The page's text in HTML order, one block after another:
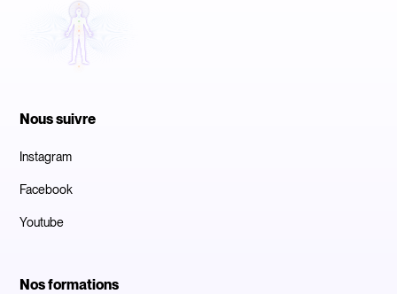
Nous suivre
Instagram
Facebook
Youtube
Nos formations